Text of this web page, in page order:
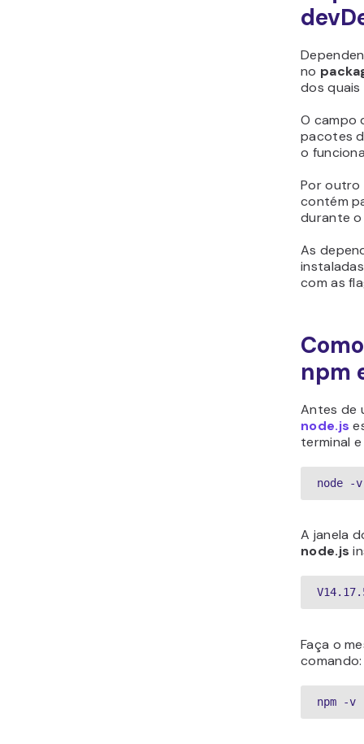
no
dos
O campo
pacotes
o
Por outro
contém
durante
As
com as
npm
Antes de
node.js
terminal
node -v
A janela
node.js
Faça o
comando:
npm -v